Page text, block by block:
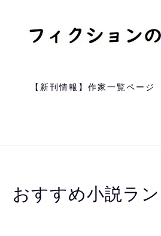
【新刊情報】作家一覧ページ
おすすめ小説ラ